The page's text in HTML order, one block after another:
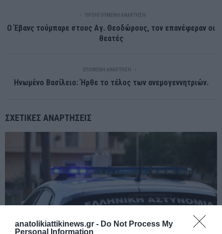
anatolikiattikinews.gr - Do Not Process My
Personal Information
ΠΡΟΗΓΟΎΜΕΝΗ ΑΝΆΡΤΗΣΗ
Ο Έβανς τούμπαρε στους Αγ. Θεοδώρους, τον επανέφεραν οι
θεατές
ΕΠΌΜΕΝΗ ΑΝΆΡΤΗΣΗ
Ηνωμένο Βασίλειο: Ήρθε το τέλος των ανεμογεννητριών.
ΣΧΕΤΙΚΈΣ ΑΝΑΡΤΉΣΕΙΣ